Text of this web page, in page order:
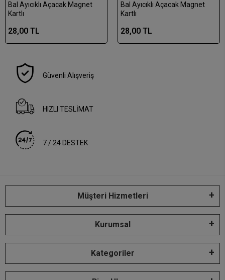
Bal Ayıcıklı Açacak Magnet
Kartlı
28,00 TL
Bal Ayıcıklı Açacak Magnet
Kartlı
28,00 TL
Güvenli Alışveriş
HIZLI TESLİMAT
7 / 24 DESTEK
Müşteri Hizmetleri
Kurumsal
Kategoriler